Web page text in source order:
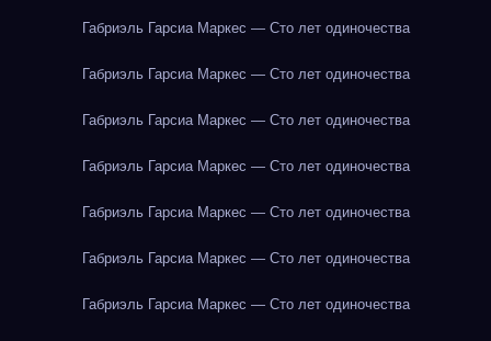
Габриэль Гарсиа Маркес — Сто лет одиночества
Габриэль Гарсиа Маркес — Сто лет одиночества
Габриэль Гарсиа Маркес — Сто лет одиночества
Габриэль Гарсиа Маркес — Сто лет одиночества
Габриэль Гарсиа Маркес — Сто лет одиночества
Габриэль Гарсиа Маркес — Сто лет одиночества
Габриэль Гарсиа Маркес — Сто лет одиночества